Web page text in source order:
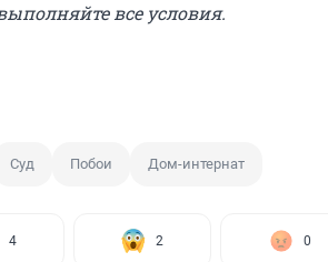
все условия.
Суд Побои Дом-интернат
4 2 0